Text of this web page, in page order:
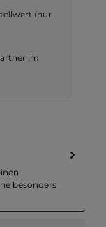
(nur
im
besonders